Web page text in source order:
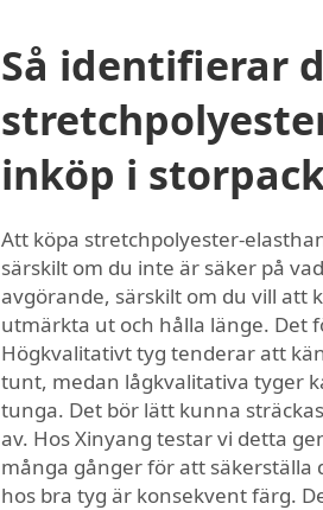
Så identifierar
inköp i
Att köpa stretchpolyester-
särskilt om du inte är säker på
avgörande, särskilt om du vill att
utmärkta ut och hålla länge. Det
Högkvalitativt tyg tenderar att
tunt, medan lågkvalitativa tyger
tunga. Det bör lätt kunna
av. Hos Xinyang testar vi detta
många gånger för att säkerställa
hos bra tyg är konsekvent färg.